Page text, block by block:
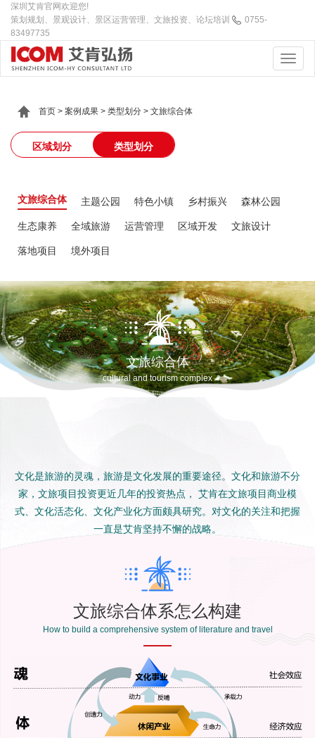
深圳艾肯官网欢迎您!
策划规划、景观设计、景区运营管理、文旅投资、论坛培训
0755-
83497735
首页 > 案例成果 > 类型划分 > 文旅综合体
区域划分 类型划分
文旅综合体 主题公园 特色小镇 乡村振兴 森林公园
生态康养 全域旅游 运营管理 区域开发 文旅设计
落地项目 境外项目
文旅综合体
cultural and tourism complex
文化是旅游的灵魂，旅游是文化发展的重要途径。文化和旅游不分
家，文旅项目投资更近几年的投资热点， 艾肯在文旅项目商业模
式、文化活态化、文化产业化方面颇具研究。对文化的关注和把握
一直是艾肯坚持不懈的战略。
文旅综合体系怎么构建
How to build a comprehensive system of literature and travel